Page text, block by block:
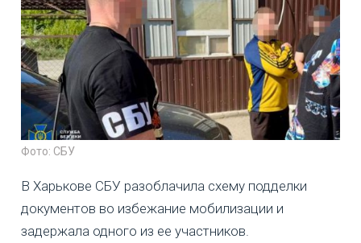
Фото: СБУ
В Харькове СБУ разоблачила схему подделки
документов во избежание мобилизации и
задержала одного из ее участников.